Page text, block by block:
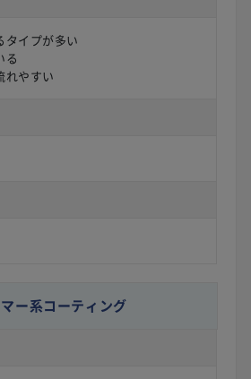
タイプが多い
る
れやすい
ー系コーティング